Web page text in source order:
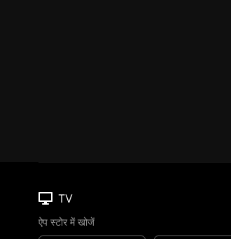
TV
ऐप स्टोर में खोजें